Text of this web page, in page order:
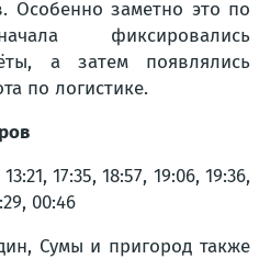
Особенно заметно это по
фиксировались
а затем появлялись
по логистике.
17:35, 18:57, 19:06, 19:36,
00:46
Сумы и пригород также